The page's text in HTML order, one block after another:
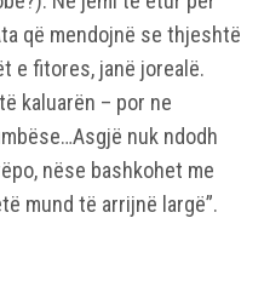
që mendojnë se thjeshtë
e fitores, janë jorealë.
kaluarën – por ne
nuk ndodh
nëse bashkohet me
mund të arrijnë largë”.